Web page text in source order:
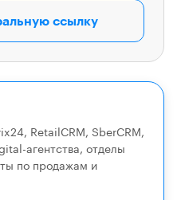
ссылку
RetailCRM, SberCRM,
агентства, отделы
по продажам и